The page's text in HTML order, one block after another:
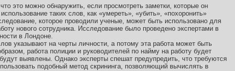
это можно обнаружить, если просмотреть заметки, которые он
таких слов, как «умереть», «убить», «похоронить»
которое проводили ученые, может быть использовано для
нового сотрудника. Исследование было проведено экспертами в
в Лондоне.
указывают на черты личности, а потому эта работа может быть
работа полиции и руководителей по найму на работу будет
выявлены. Однако эксперты спешат предупредить, что требуются
подобный метод скрининга, позволяющий вычислять в